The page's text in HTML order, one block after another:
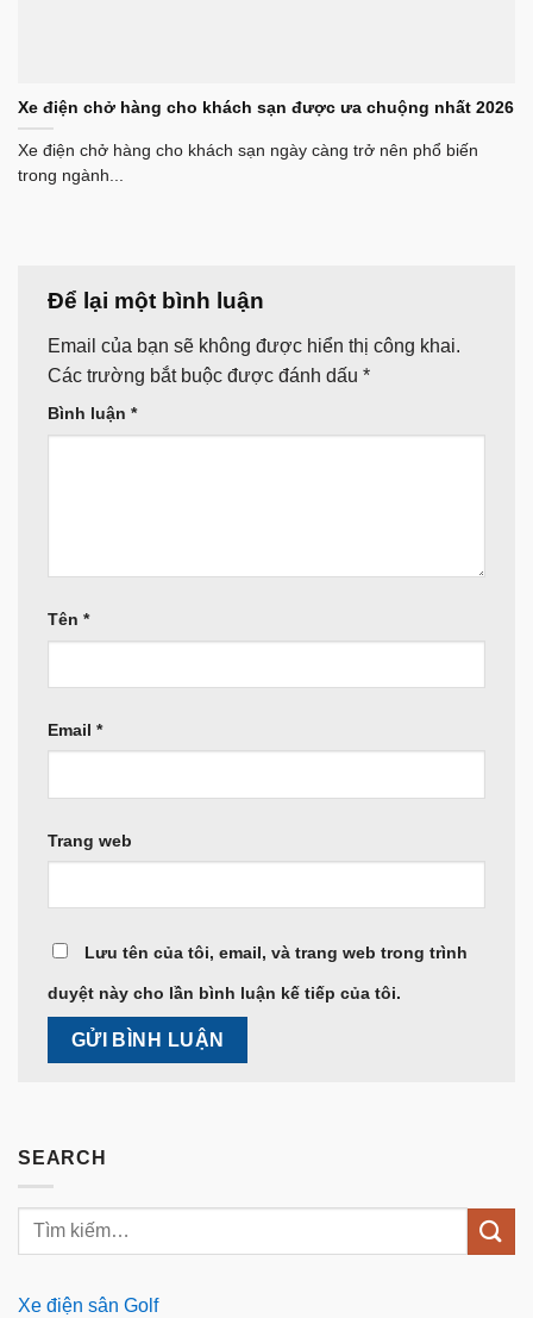
Xe điện chở hàng cho khách sạn được ưa chuộng nhất 2026
Xe điện chở hàng cho khách sạn ngày càng trở nên phổ biến
trong ngành...
Để lại một bình luận
Email của bạn sẽ không được hiển thị công khai.
Các trường bắt buộc được đánh dấu *
Bình luận *
Tên *
Email *
Trang web
Lưu tên của tôi, email, và trang web trong trình
duyệt này cho lần bình luận kế tiếp của tôi.
SEARCH
Xe điện sân Golf